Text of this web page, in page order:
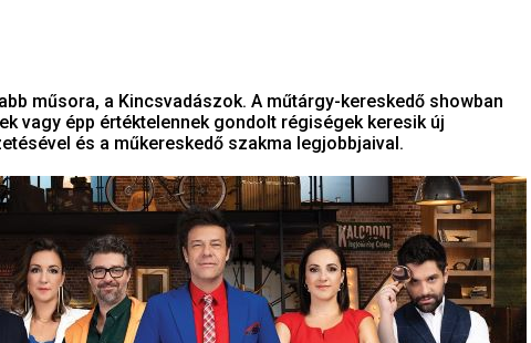
műsora, a Kincsvadászok. A műtárgy-kereskedő showban
vagy épp értéktelennek gondolt régiségek keresik új
és a műkereskedő szakma legjobbjaival.